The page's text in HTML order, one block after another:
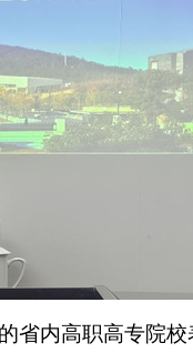
省内高职高专院